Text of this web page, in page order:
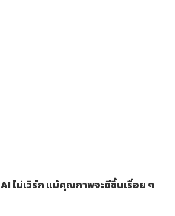
ไม่เวิร์ก แม้คุณภาพจะดีขึ้นเรื่อย ๆ